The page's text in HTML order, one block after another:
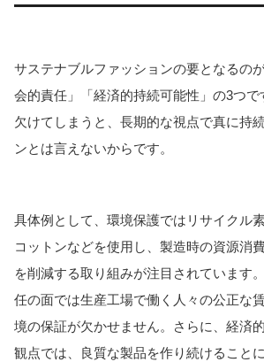
サステナブルファッションの要となるの
会的責任」「経済的持続可能性」の3つで
欠けてしまうと、長期的な視点で真に持
ンとは言えないからです。
具体例として、環境保護ではリサイクル
コットンなどを使用し、製造時の資源消
を削減する取り組みが注目されています
任の面では生産工場で働く人々の公正な
境の保証が欠かせません。さらに、経済
観点では、良質な製品を作り続けること